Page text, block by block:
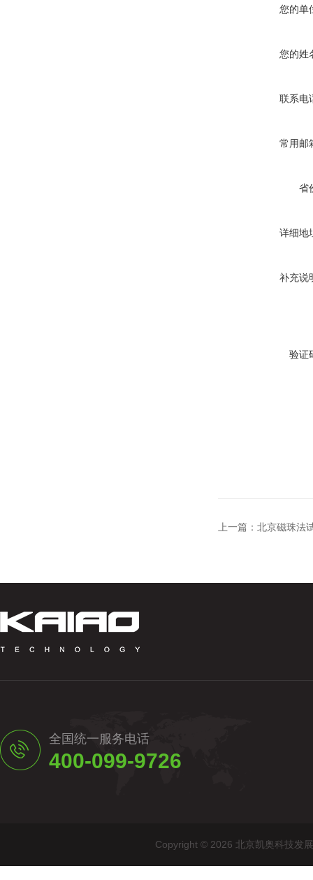
您的单
您的姓
联系电
常用邮
省
详细地
补充说
验证
上一篇： 北京磁珠法
全国统一服务电话
400-099-9726
Copyright © 2026 北京凯奥科技发